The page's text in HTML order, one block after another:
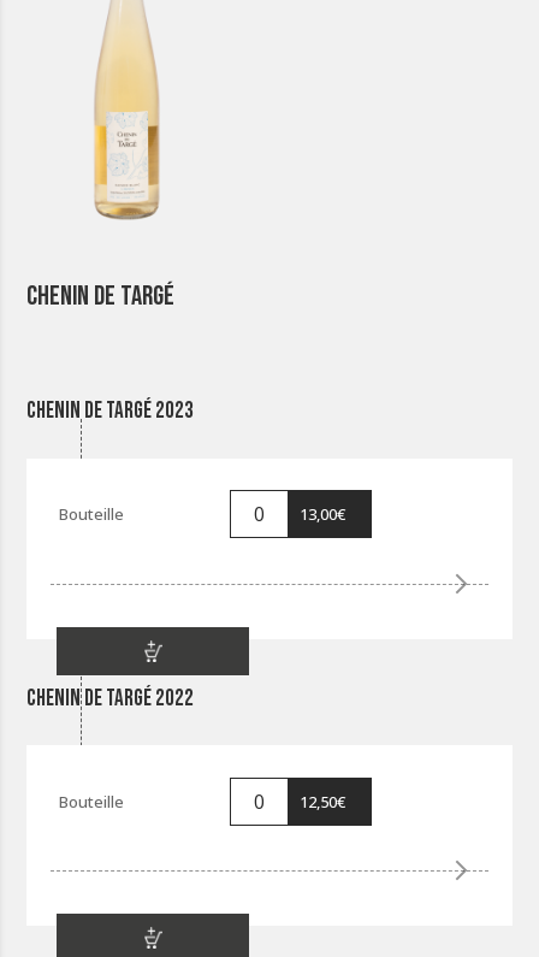
Chenin de Targé
Chenin de Targé 2023
13,00€
Chenin de Targé 2022
12,50€